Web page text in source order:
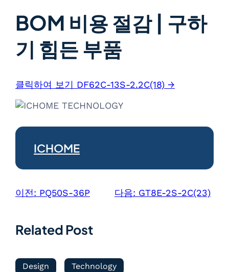
BOM 비용 절감 | 구하
기 힘든 부품
클릭하여 보기 DF62C-13S-2.2C(18) →
ICHOME
이전: PQ50S-36P 다음: GT8E-2S-2C(23)
Related Post
Design Technology